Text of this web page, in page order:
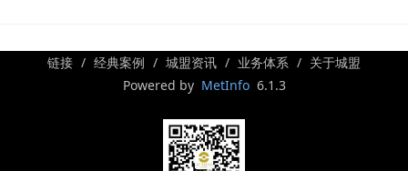
链接 经典案例 城盟资讯 业务体系
关于城盟
Powered by MetInfo6.1.3